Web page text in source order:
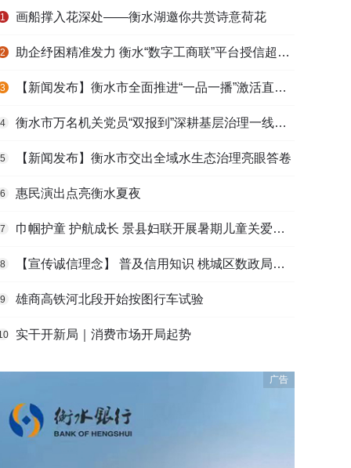
1 画船撑入花深处——衡水湖邀你共赏诗意荷花
2 助企纾困精准发力 衡水“数字工商联”平台授信超165亿元
3 【新闻发布】衡水市全面推进“一品一播”激活直播电商发展新动能
4 衡水市万名机关党员“双报到”深耕基层治理一线观察
5 【新闻发布】衡水市交出全域水生态治理亮眼答卷
6 惠民演出点亮衡水夏夜
7 巾帼护童 护航成长 景县妇联开展暑期儿童关爱活动
8 【宣传诚信理念】 普及信用知识 桃城区数政局深入基层开展诚信宣传
9 雄商高铁河北段开始按图行车试验
实干开新局｜消费市场开局起势
广告